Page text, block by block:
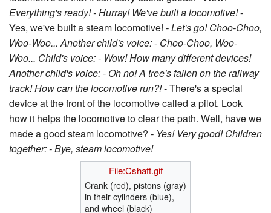
Everything's ready!- Hurray! We've built a locomotive!-
Yes, we've built a steam locomotive! - Let's go! Choo-Choo,
Woo-Woo... Another child's voice: - Choo-Choo, Woo-
Woo... Child's voice: - Wow! How many different devices!
Another child's voice: - Oh no! A tree's fallen on the railway
track! How can the locomotive run?!- There's a special
device at the front of the locomotive called a pilot. Look
how it helps the locomotive to clear the path. Well, have we
made a good steam locomotive? - Yes! Very good! Children
together: - Bye, steam locomotive!
File:Cshaft.gif
Crank (red), pistons (gray)
in their cylinders (blue),
and wheel (black)